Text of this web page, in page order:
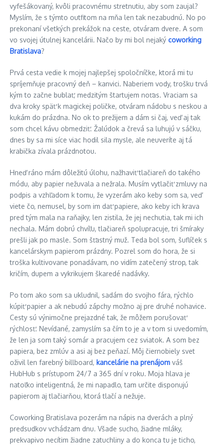
vyfešákovaný, kvôli pracovnému stretnutiu, aby som zaujal?
Myslím, že s týmto outfitom na mňa len tak nezabudnú. No po
prekonaní všetkých prekážok na ceste, otváram dvere. A som
vo svojej útulnej kancelárii. Načo by mi bol nejaký coworking
Bratislava?
Prvá cesta vedie k mojej najlepšej spoločníčke, ktorá mi tu
spríjemňuje pracovný deň – kanvici. Naberiem vody, trošku trvá
kým to začne bublať, medzitým štartujem noťas. Vraciam sa
dva kroky späť k magickej poličke, otváram nádobu s neskou a
kukám do prázdna. No ok to prežijem a dám si čaj, veď aj tak
som chcel kávu obmedziť. Žalúdok a črevá sa luhujú v sáčku,
dnes by sa mi síce viac hodil sila mysle, ale neuveríte aj tá
krabička zívala prázdnotou.
Hneď ráno mám dôležitú úlohu, nažhaviť tlačiareň do takého
módu, aby papier nežuvala a nežrala. Musím vytlačiť zmluvy na
podpis a vzhľadom k tomu, že vyzerám ako keby som sa, veď
viete čo, nemusel, by som im dať papiere, ako keby ich krava
pred tým mala na raňajky, len zistila, že jej nechutia, tak mi ich
nechala. Mám dobrú chvíľu, tlačiareň spolupracuje, tri šmíraky
prešli jak po masle. Som šťastný muž. Teda bol som, šuflíček s
kancelárskym papierom prázdny. Pozrel som do hora, že si
troška kultivovane ponadávam, no vidím zatečený strop, tak
kričím, dupem a vykrikujem škaredé nadávky.
Po tom ako som sa ukludnil, sadám do svojho fára, rýchlo
kúpiť papier a ak nebudú zápchy možno aj pre druhé nohavice.
Cesty sú výnimočne prejazdné tak, že môžem porušovať
rýchlosť. Nevídané, zamyslím sa čím to je a v tom si uvedomím,
že len ja som taký somár a pracujem cez sviatok. A som bez
papiera, bez zmlúv a asi aj bez peňazí. Môj čiernobiely svet
oživil len farebný billboard, kancelárie na prenájom váš
HubHub s prístupom 24/7 a 365 dní v roku. Moja hlava je
natoľko inteligentná, že mi napadlo, tam určite disponujú
papierom aj tlačiarňou, ktorá tlačí a nežuje.
Coworking Bratislava pozerám na nápis na dverách a plný
predsudkov vchádzam dnu. Všade sucho, žiadne mláky,
prekvapivo necítim žiadne zatuchliny a do konca tu je ticho,